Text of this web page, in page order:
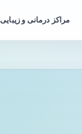
مراکز درمانی و زیبایی